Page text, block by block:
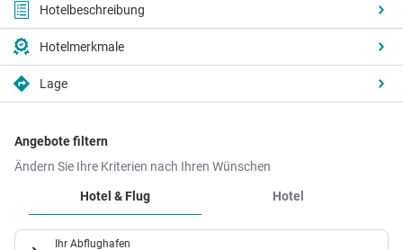
Hotelbeschreibung
Hotelmerkmale
Lage
Angebote filtern
Ändern Sie Ihre Kriterien nach Ihren Wünschen
Hotel & Flug
Hotel
Ihr Abflughafen